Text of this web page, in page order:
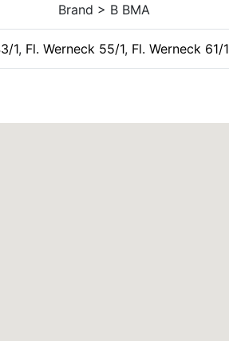
Brand > B BMA
1, Fl. Werneck 55/1, Fl. Werneck 61/1